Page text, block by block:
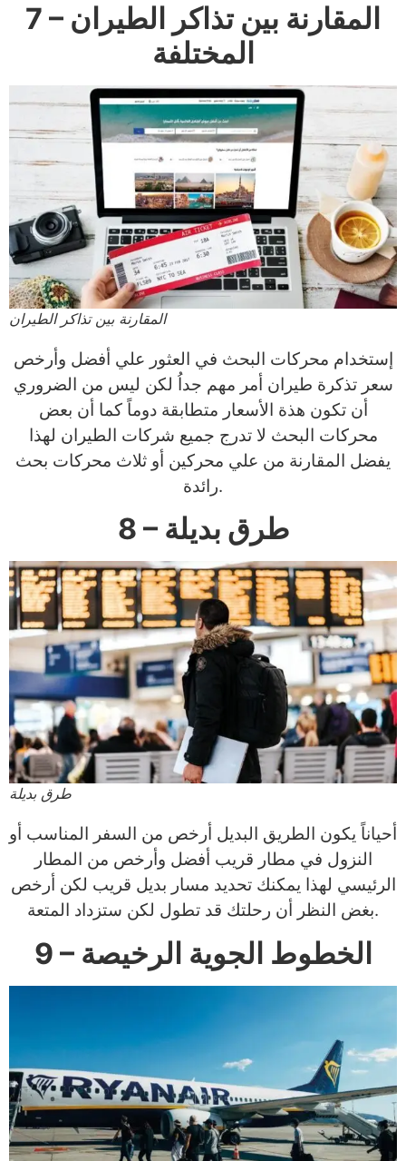
7 – المقارنة بين تذاكر الطيران
المختلفة
المقارنة بين تذاكر الطيران
إستخدام محركات البحث في العثور علي أفضل وأرخص
سعر تذكرة طيران أمر مهم جداُ لكن ليس من الضروري
أن تكون هذة الأسعار متطابقة دوماً كما أن بعض
محركات البحث لا تدرج جميع شركات الطيران لهذا
يفضل المقارنة من علي محركين أو ثلاث محركات بحث
رائدة.
8 – طرق بديلة
طرق بديلة
أحياناً يكون الطريق البديل أرخص من السفر المناسب أو
النزول في مطار قريب أفضل وأرخص من المطار
الرئيسي لهذا يمكنك تحديد مسار بديل قريب لكن أرخص
بغض النظر أن رحلتك قد تطول لكن ستزداد المتعة.
9 – الخطوط الجوية الرخيصة